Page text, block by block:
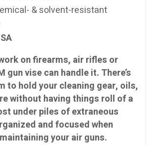
& solvent-resistant
on firearms, air rifles or
gun vise can handle it. There’s
to hold your cleaning gear, oils,
without having things roll of a
under piles of extraneous
and focused when
your air guns.